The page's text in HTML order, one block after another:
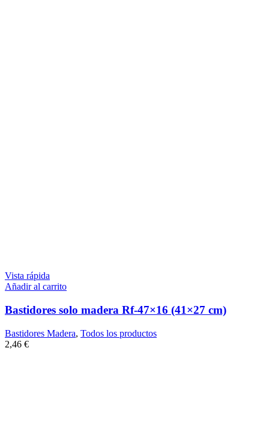
Vista rápida
Añadir al carrito
Bastidores solo madera Rf-47×16 (41×27 cm)
Bastidores Madera, Todos los productos
2,46 €